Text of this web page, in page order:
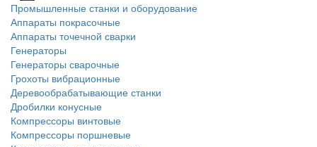
Промышленные станки и оборудование
Аппараты покрасочные
Аппараты точечной сварки
Генераторы
Генераторы сварочные
Грохоты вибрационные
Деревообрабатывающие станки
Дробилки конусные
Компрессоры винтовые
Компрессоры поршневые